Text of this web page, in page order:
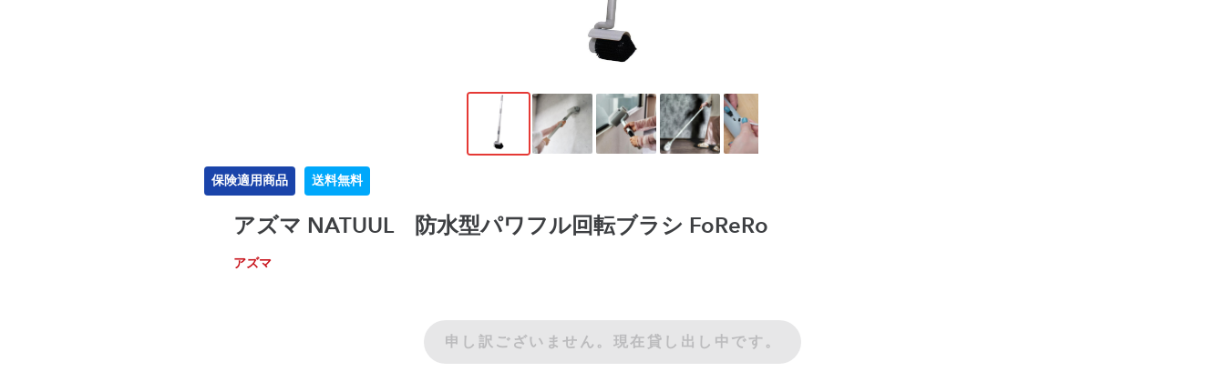
保険適用商品 送料無料
アズマ NATUUL 防水型パワフル回転ブラシ FoReRo
アズマ
申し訳ございません。現在貸し出し中です。